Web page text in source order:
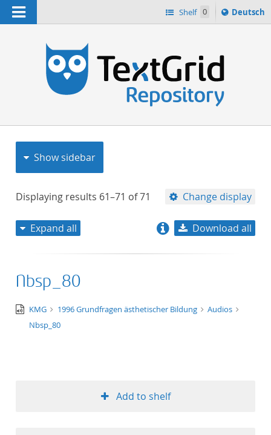
Navigation Shelf 0
Sprache
ï¿½ndern
Deutsch
Show sidebar
Displaying results 61–71 of71 Change display
title descending
Expand all Download all
Nbsp_80
audio/x-
wav
KMG 1996 Grundfragen ästhetischer Bildung
Audios
Nbsp_80
Add to shelf